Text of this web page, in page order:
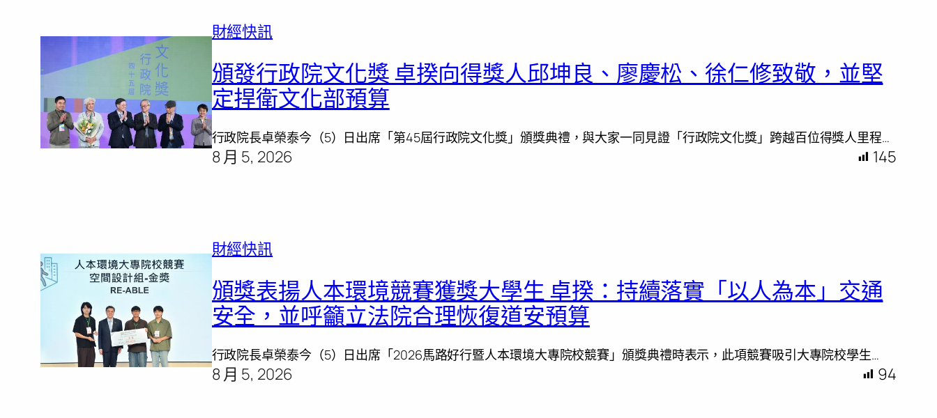
財經快訊
頒發行政院文化獎 卓揆向得獎人邱坤良、廖慶松、徐仁修致敬，並堅
定捍衛文化部預算
行政院長卓榮泰今（5）日出席「第45屆行政院文化獎」頒獎典禮，與大家一同見證「行政院文化獎」跨越百位得獎人里程…
8 月 5, 2026 145
財經快訊
頒獎表揚人本環境競賽獲獎大學生 卓揆：持續落實「以人為本」交通
安全，並呼籲立法院合理恢復道安預算
行政院長卓榮泰今（5）日出席「2026馬路好行暨人本環境大專院校競賽」頒獎典禮時表示，此項競賽吸引大專院校學生…
8 月 5, 2026 94